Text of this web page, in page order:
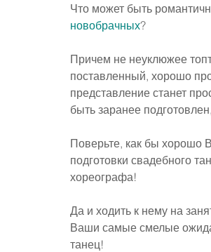
Что может быть
новобрачных?
Причем не неуклюжее
поставленный, хорошо
представление станет
быть заранее
Поверьте, как бы хорошо
подготовки свадебного
хореографа!
Да и ходить к нему на
Ваши самые смелые
танец!